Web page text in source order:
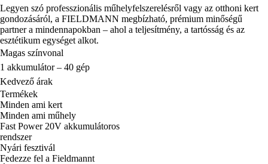
Legyen szó professzionális műhelyfelszerelésről vagy az otthoni kert
gondozásáról, a FIELDMANN megbízható, prémium minőségű
partner a mindennapokban – ahol a teljesítmény, a tartósság és az
esztétikum egységet alkot.
Magas színvonal
1 akkumulátor – 40 gép
Kedvező árak
Termékek
Minden ami kert
Minden ami műhely
Fast Power 20V akkumulátoros
rendszer
Nyári fesztivál
Fedezze fel a Fieldmannt